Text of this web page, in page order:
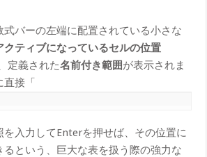
バーの左端に配置されている小さな
クティブになっているセルの位置
定義された名前付き範囲が表示されま
直接「
を入力してEnterを押せば、その位置に
という、巨大な表を扱う際の強力な